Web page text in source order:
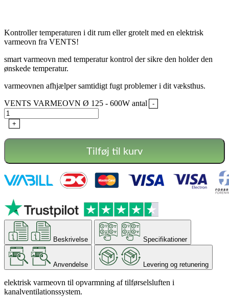
Kontroller temperaturen i dit rum eller grotelt med en elektrisk
varmeovn fra VENTS!
smart varmeovn med temperatur kontrol der sikre den holder den
ønskede temperatur.
varmeovnen afhjælper samtidigt fugt problemer i dit væksthus.
VENTS VARMEOVN Ø 125 - 600W antal
-
+
Tilføj til kurv
Beskrivelse Specifikationer
Anvendelse Levering og retunering
elektrisk varmeovn til opvarmning af tilførselsluften i
kanalventilationssystem.